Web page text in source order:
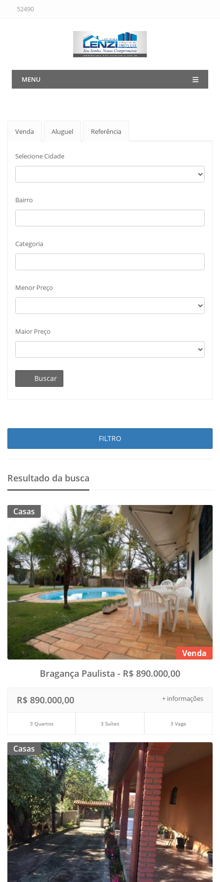
52490
MENU
Venda Aluguel Referência
Selecione Cidade
Bairro
Categoria
Menor Preço
Maior Preço
Buscar
FILTRO
Resultado da busca
Casas
Venda
Bragança Paulista - R$ 890.000,00
+ informações
R$ 890.000,00
3 Quartos 3 Suítes 3 Vaga
Casas